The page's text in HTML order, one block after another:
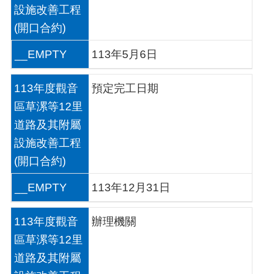
政
府
E
g
l
隱
私
政
政
網
站
料
設施改善工程
(開口合約)
__EMPTY 113年5月6日
113年度觀音
區草漯等12里
道路及其附屬
設施改善工程
(開口合約)
預定完工日期
__EMPTY 113年12月31日
113年度觀音
區草漯等12里
道路及其附屬
辦理機關